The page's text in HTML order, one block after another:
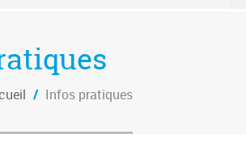
/ Infos pratiques